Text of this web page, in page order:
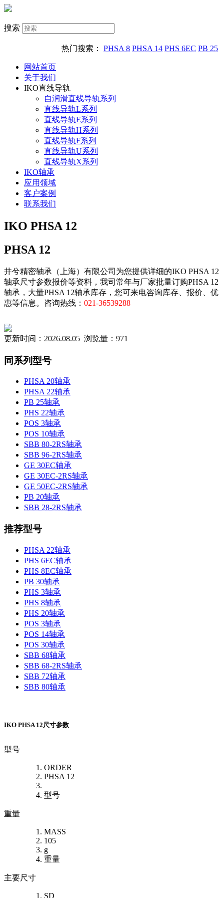
搜索
热门搜索： PHSA 8 PHSA 14 PHS 6EC PB 25
网站首页
关于我们
IKO直线导轨
自润滑直线导轨系列
直线导轨L系列
直线导轨E系列
直线导轨H系列
直线导轨F系列
直线导轨U系列
直线导轨X系列
IKO轴承
应用领域
客户案例
联系我们
IKO PHSA 12
PHSA 12
井兮精密轴承（上海）有限公司为您提供详细的IKO PHSA 12
轴承尺寸参数报价等资料，我司常年与厂家批量订购PHSA 12
轴承，大量PHSA 12轴承库存，您可来电咨询库存、报价、优
惠等信息。咨询热线： 021-36539288
更新时间：2026.08.05 浏览量：971
同系列型号
PHSA 20轴承
PHSA 22轴承
PB 25轴承
PHS 22轴承
POS 3轴承
POS 10轴承
SBB 80-2RS轴承
SBB 96-2RS轴承
GE 30EC轴承
GE 30EC-2RS轴承
GE 50EC-2RS轴承
PB 20轴承
SBB 28-2RS轴承
推荐型号
PHSA 22轴承
PHS 6EC轴承
PHS 8EC轴承
PB 30轴承
PHS 3轴承
PHS 8轴承
PHS 20轴承
POS 3轴承
POS 14轴承
POS 30轴承
SBB 68轴承
SBB 68-2RS轴承
SBB 72轴承
SBB 80轴承
IKO PHSA 12尺寸参数
型号
ORDER
PHSA 12
型号
重量
MASS
105
g
重量
主要尺寸
SD